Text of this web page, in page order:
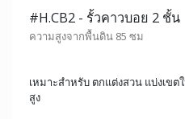
#H.CB2 - รั้วคาวบอย 2 ชั้น
ความสูงจากพื้นดิน 85 ซม
เหมาะสำหรับ ตกแต่งสวน แบ่งเข
สูง